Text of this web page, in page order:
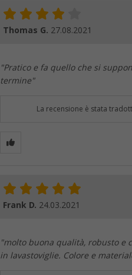
Thomas G. 27.08.2021
"Pratico e fa quello che si
termine"
La recensione è stata
Frank D. 24.03.2021
"molto buona qualità, robusto e
in lavastoviglie. Colore e